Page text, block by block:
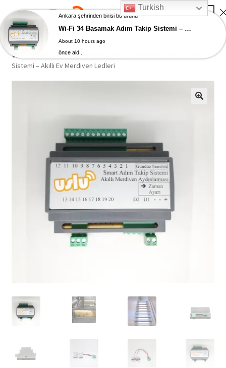
Skip
to
navigation
Skip
to
content
Menu
Ana Sayfa Akıllı Ev Ürünleri
Sistemi – Akıllı Ev Merdiven Ledleri
Turkish
Ankara şehrinden birisi bu ürünü
Wi-Fi 34 Basamak Adım Takip Sistemi – Akıllı Ev Merdiven Ledleri
About 10 hours ago
önce aldı.